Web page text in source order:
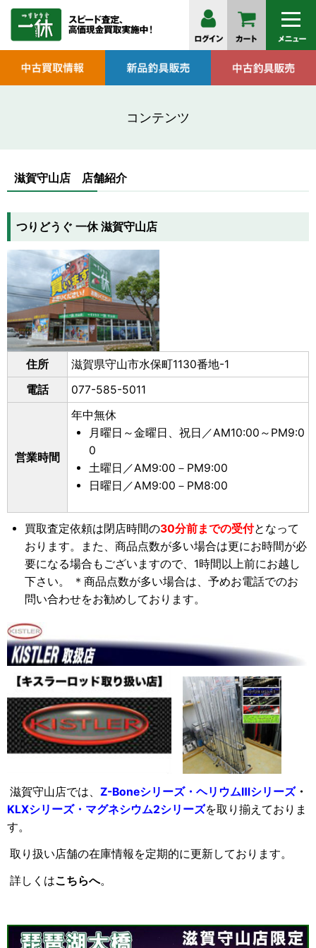
コンテンツ
滋賀守山店 店舗紹介
つりどうぐ 一休 滋賀守山店
住所
滋賀県守山市水保町1130番地-1
電話
077-585-5011
営業時間
年中無休
月曜日～金曜日、祝日／AM10:00～PM9:0
0
土曜日／AM9:00－PM9:00
日曜日／AM9:00－PM8:00
買取査定依頼は閉店時間の30分前までの受付となって
おります。また、商品点数が多い場合は更にお時間が必
要になる場合もございますので、1時間以上前にお越し
下さい。 ＊商品点数が多い場合は、予めお電話でのお
問い合わせをお勧めしております。
滋賀守山店では、 Z-Boneシリーズ・ヘリウムⅢシリーズ ・
KLXシリーズ・マグネシウム2シリーズを取り揃えておりま
す。
取り扱い店舗の在庫情報を定期的に更新しております。
詳しくはこちらへ。